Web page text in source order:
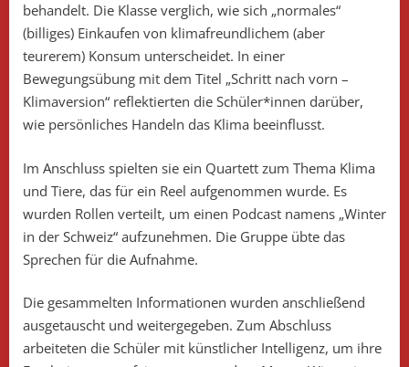
behandelt. Die Klasse verglich, wie sich „normales“
(billiges) Einkaufen von klimafreundlichem (aber
teurerem) Konsum unterscheidet. In einer
Bewegungsübung mit dem Titel „Schritt nach vorn –
Klimaversion“ reflektierten die Schüler*innen darüber,
wie persönliches Handeln das Klima beeinflusst.
Im Anschluss spielten sie ein Quartett zum Thema Klima
und Tiere, das für ein Reel aufgenommen wurde. Es
wurden Rollen verteilt, um einen Podcast namens „Winter
in der Schweiz“ aufzunehmen. Die Gruppe übte das
Sprechen für die Aufnahme.
Die gesammelten Informationen wurden anschließend
ausgetauscht und weitergegeben. Zum Abschluss
arbeiteten die Schüler mit künstlicher Intelligenz, um ihre